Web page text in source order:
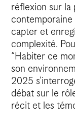
réflexion sur la
capter et
complexité.
“Habiter ce
son
2025
débat sur le
récit et les